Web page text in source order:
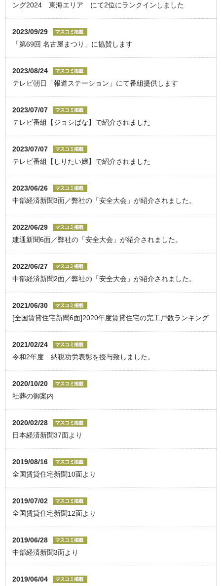
ング2024 東海エリア にて2位にランクインしました
2023/09/29
「第69回 名古屋まつり」に協賛します
2023/08/24
テレビ朝日「報道ステーション」にて番組提供します
2023/07/07
テレビ番組【ジョシばな】で紹介されました
2023/07/07
テレビ番組【しりたい嬢】で紹介されました
2023/06/26
中部経済新聞3面／弊社の「安全大会」が紹介されました。
2022/06/29
建通新聞6面／弊社の「安全大会」が紹介されました。
2022/06/27
中部経済新聞2面／弊社の「安全大会」が紹介されました。
2021/06/30
[全国賃貸住宅新聞6面]2020年度賃貸住宅の完工戸数ランキング
2021/02/24
令和2年度 納税功労表彰を授与致しました。
2020/10/20
社葬の御案内
2020/02/28
日本経済新聞37面より
2019/08/16
全国賃貸住宅新聞10面より
2019/07/02
全国賃貸住宅新聞12面より
2019/06/28
中部経済新聞3面より
2019/06/04